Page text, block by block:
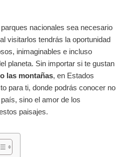
nacionales sea necesario
visitarlos tendrás la oportunidad
inimaginables e incluso
planeta. Sin importar si te gustan
las montañas, en Estados
para ti, donde podrás conocer no
sino el amor de los
paisajes.